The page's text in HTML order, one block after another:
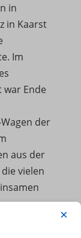
in
in Kaarst
Im
Ende
der
aus der
vielen
Begleitet
×